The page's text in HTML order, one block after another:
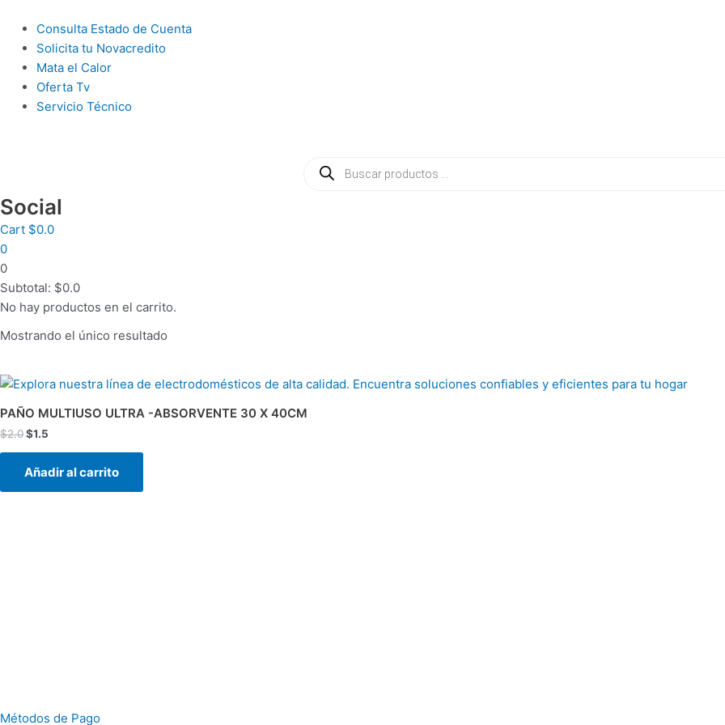
contenido
Main
Menu
Consulta Estado de Cuenta
Solicita tu Novacredito
Mata el Calor
Oferta Tv
Servicio Técnico
productos
Social
Cart $0.0
0
0
Subtotal: $0.0
No hay productos en el carrito.
Mostrando el único resultado
PAÑO MULTIUSO ULTRA -ABSORVENTE 30 X 40CM
$2.0
El
precio
original
era:
$2.0.
$1.5
El
actual
es:
Añadir al carrito
Métodos de Pago